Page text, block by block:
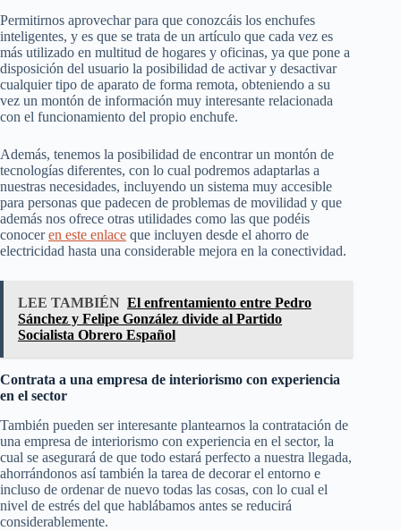
Permitirnos aprovechar para que conozcáis los enchufes
inteligentes, y es que se trata de un artículo que cada vez es
más utilizado en multitud de hogares y oficinas, ya que pone a
disposición del usuario la posibilidad de activar y desactivar
cualquier tipo de aparato de forma remota, obteniendo a su
vez un montón de información muy interesante relacionada
con el funcionamiento del propio enchufe.
Además, tenemos la posibilidad de encontrar un montón de
tecnologías diferentes, con lo cual podremos adaptarlas a
nuestras necesidades, incluyendo un sistema muy accesible
para personas que padecen de problemas de movilidad y que
además nos ofrece otras utilidades como las que podéis
conoceren este enlace que incluyen desde el ahorro de
electricidad hasta una considerable mejora en la conectividad.
LEE TAMBIÉN El enfrentamiento entre Pedro
Sánchez y Felipe González divide al Partido
Socialista Obrero Español
Contrata a una empresa de interiorismo con experiencia
en el sector
También pueden ser interesante plantearnos la contratación de
una empresa de interiorismo con experiencia en el sector, la
cual se asegurará de que todo estará perfecto a nuestra llegada,
ahorrándonos así también la tarea de decorar el entorno e
incluso de ordenar de nuevo todas las cosas, con lo cual el
nivel de estrés del que hablábamos antes se reducirá
considerablemente.